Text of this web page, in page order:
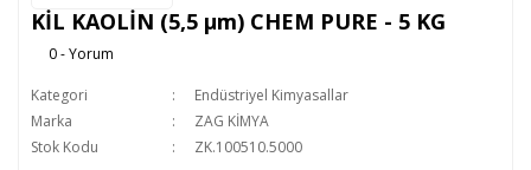
KİL KAOLİN (5,5 µm) CHEM PURE - 5 KG
0 - Yorum
Kategori
Endüstriyel Kimyasallar
Marka
ZAG KİMYA
Stok Kodu
ZK.100510.5000